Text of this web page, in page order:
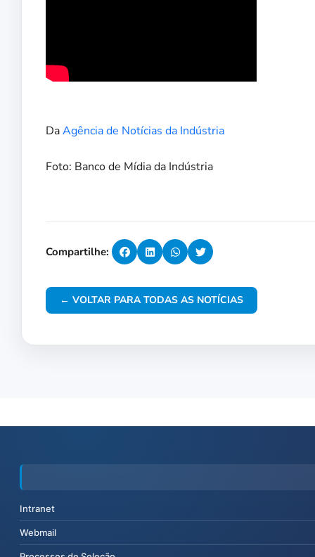
DaAgência de Notícias da Indústria
Foto: Banco de Mídia da Indústria
Compartilhe:
← VOLTAR PARA TODAS AS NOTÍCIAS
Intranet
Webmail